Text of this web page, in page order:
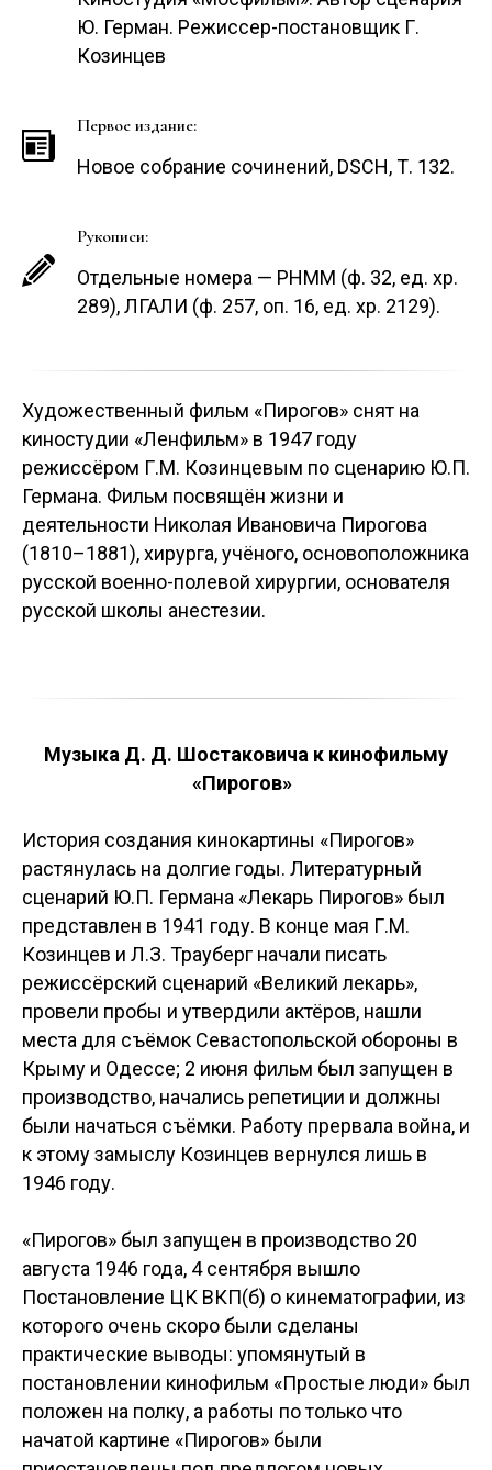
Ю. Герман. Режиссер-постановщик Г.
Козинцев
Первое издание:
Новое собрание сочинений, DSCH, Т. 132.
Рукописи:
Отдельные номера — РНММ (ф. 32, ед. хр.
289), ЛГАЛИ (ф. 257, оп. 16, ед. хр. 2129).
Художественный фильм «Пирогов» снят на
киностудии «Ленфильм» в 1947 году
режиссёром Г.М. Козинцевым по сценарию Ю.П.
Германа. Фильм посвящён жизни и
деятельности Николая Ивановича Пирогова
(1810–1881), хирурга, учёного, основоположника
русской военно-полевой хирургии, основателя
русской школы анестезии.
Музыка Д. Д. Шостаковича к кинофильму
«Пирогов»
История создания кинокартины «Пирогов»
растянулась на долгие годы. Литературный
сценарий Ю.П. Германа «Лекарь Пирогов» был
представлен в 1941 году. В конце мая Г.М.
Козинцев и Л.З. Трауберг начали писать
режиссёрский сценарий «Великий лекарь»,
провели пробы и утвердили актёров, нашли
места для съёмок Севастопольской обороны в
Крыму и Одессе; 2 июня фильм был запущен в
производство, начались репетиции и должны
были начаться съёмки. Работу прервала война, и
к этому замыслу Козинцев вернулся лишь в
1946 году.
«Пирогов» был запущен в производство 20
августа 1946 года, 4 сентября вышло
Постановление ЦК ВКП(б) о кинематографии, из
которого очень скоро были сделаны
практические выводы: упомянутый в
постановлении кинофильм «Простые люди» был
положен на полку, а работы по только что
начатой картине «Пирогов» были